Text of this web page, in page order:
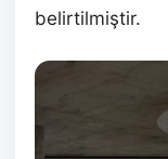
belirtilmiştir.